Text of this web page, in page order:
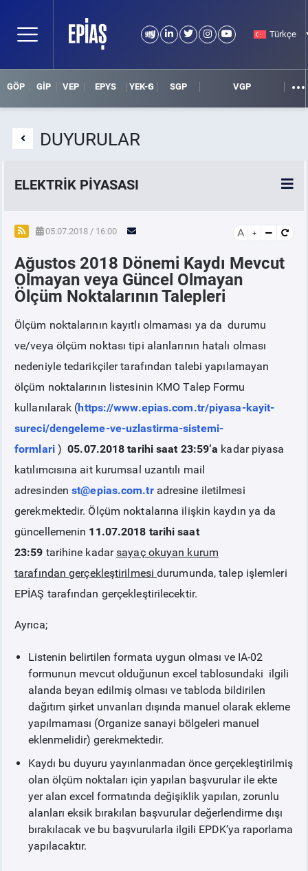
Türkçe
GÖP GİP VEP EPYS YEK-G SGP VGP
DUYURULAR
ELEKTRİK PİYASASI
SPOT ELEKTRİK PİYASALARI
ÖRNEK FİNANS BELGELERİ
VADELİ ELEKTRİK PİYASASI
PİYASAKAYITSÜRECİ
SERBEST TÜKETİCİ
MALİ UZLAŞTIRMA
TEMİNAT
BÜLTENLER
DUYURULAR
BT HİZMET YÖNETİM SİSTEMİ POLİTİKAMIZ
05.07.2018 / 16:00 A
Ağustos 2018 Dönemi Kaydı Mevcut
Olmayan veya Güncel Olmayan
Ölçüm Noktalarının Talepleri
Ölçüm noktalarının kayıtlı olmaması ya da durumu
ve/veya ölçüm noktası tipi alanlarının hatalı olması
nedeniyle tedarikçiler tarafından talebi yapılamayan
ölçüm noktalarının listesinin KMO Talep Formu
kullanılarak (https://www.epias.com.tr/piyasa-kayit-
sureci/dengeleme-ve-uzlastirma-sistemi-
formlari)05.07.2018 tarihi saat 23:59’a kadar piyasa
katılımcısına ait kurumsal uzantılı mail
adresindenst@epias.com.tradresine iletilmesi
gerekmektedir. Ölçüm noktalarına ilişkin kaydın ya da
güncellemenin 11.07.2018 tarihi saat
23:59 tarihine kadarsayaç okuyan kurum
tarafındangerçekleştirilmesidurumunda, talep işlemleri
EPİAŞ tarafından gerçekleştirilecektir.
Ayrıca;
Listenin belirtilen formata uygun olması ve IA-02
formunun mevcut olduğunun excel tablosundaki ilgili
alanda beyan edilmiş olması ve tabloda bildirilen
dağıtım şirket unvanları dışında manuel olarak ekleme
yapılmaması (Organize sanayi bölgeleri manuel
eklenmelidir) gerekmektedir.
Kaydı bu duyuru yayınlanmadan önce gerçekleştirilmiş
olan ölçüm noktaları için yapılan başvurular ile ekte
yer alan excel formatında değişiklik yapılan, zorunlu
alanları eksik bırakılan başvurular değerlendirme dışı
bırakılacak ve bu başvurularla ilgili EPDK’ya raporlama
yapılacaktır.